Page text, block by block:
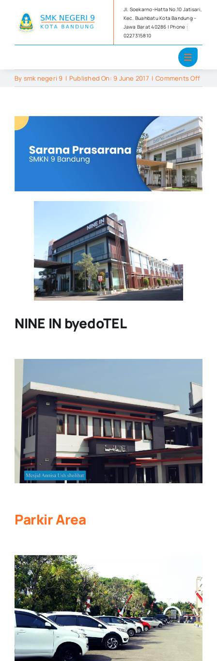
content
Jl. Soekarno-Hatta No.10 Jatisari,
Kec. Buahbatu Kota Bandung –
Jawa Barat 40286 | Phone :
0227315810
By smk negeri 9 | Published On: 9 June 2017 | Comments Offon
NINE IN byedoTEL
Parkir Area